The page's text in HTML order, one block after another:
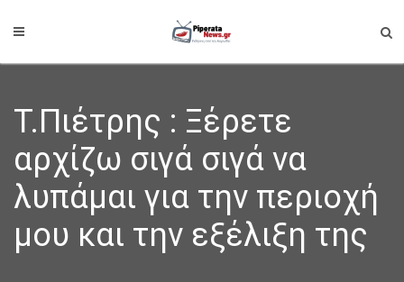
T.Πιέτρης : Ξέρετε
αρχίζω σιγά σιγά να
λυπάμαι για την περιοχή
μου και την εξέλιξη της